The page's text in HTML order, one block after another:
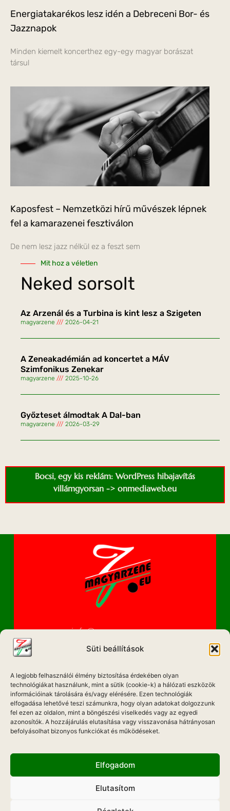
Süti beállítások
A legjobb felhasználói élmény biztosítása érdekében olyan
technológiákat használunk, mint a sütik (cookie-k) a hálózati eszközök
információinak tárolására és/vagy elérésére. Ezen technológiák
elfogadása lehetővé teszi számunkra, hogy olyan adatokat dolgozzunk
fel ezen az oldalon, mint a böngészési viselkedés vagy az egyedi
azonosítók. A hozzájárulás elutasítása vagy visszavonása hátrányosan
befolyásolhat bizonyos funkciókat és működéseket.
Elfogadom
Elutasítom
Energiatakarékos lesz idén a Debreceni Bor- és
Jazznapok
Minden kiemelt koncerthez egy-egy magyar borászat
társul
Kaposfest – Nemzetközi hírű művészek lépnek
fel a kamarazenei fesztiválon
De nem lesz jazz nélkül ez a feszt sem
Mit hoz a véletlen
Neked sorsolt
Az Arzenál és a Turbina is kint lesz a Szigeten
magyarzene 2026-04-21
A Zeneakadémián ad koncertet a MÁV
Szimfonikus Zenekar
magyarzene 2025-10-26
Győzteset álmodtak A Dal-ban
magyarzene 2026-03-29
Bocsi, egy kis reklám: WordPress hibajavítás
villámgyorsan -> onmediaweb.eu
info@magyarzene.eu
IMPRESSZUM
ETIKAI KÓDEX
MÉDIA AJÁNLAT
ADATKEZELÉSI NYILATKOZAT
Hadd Szóljon!